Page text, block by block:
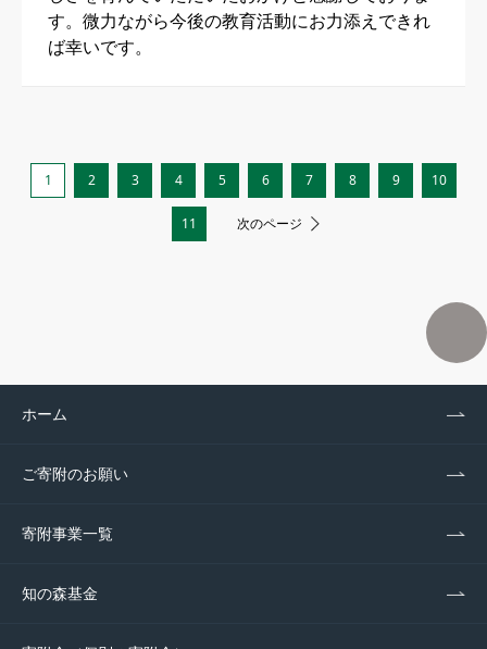
す。微力ながら今後の教育活動にお力添えできれ
ば幸いです。
1 2 3 4 5 6 7 8 9 10
11 次のページ
ホーム
ご寄附のお願い
寄附事業一覧
知の森基金